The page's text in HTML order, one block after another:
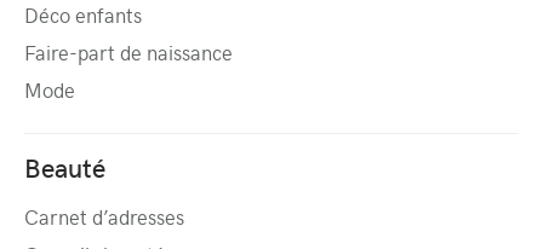
Déco enfants
Faire-part de naissance
Mode
Beauté
Carnet d’adresses